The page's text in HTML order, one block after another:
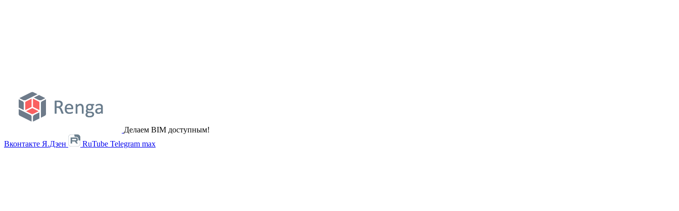
Делаем BIM доступным!
Вконтакте Я.Дзен RuTube Telegram max